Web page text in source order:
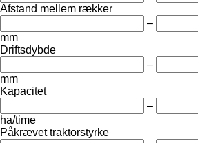
Afstand mellem rækker
–
mm
Driftsdybde
–
mm
Kapacitet
–
ha/time
Påkrævet traktorstyrke